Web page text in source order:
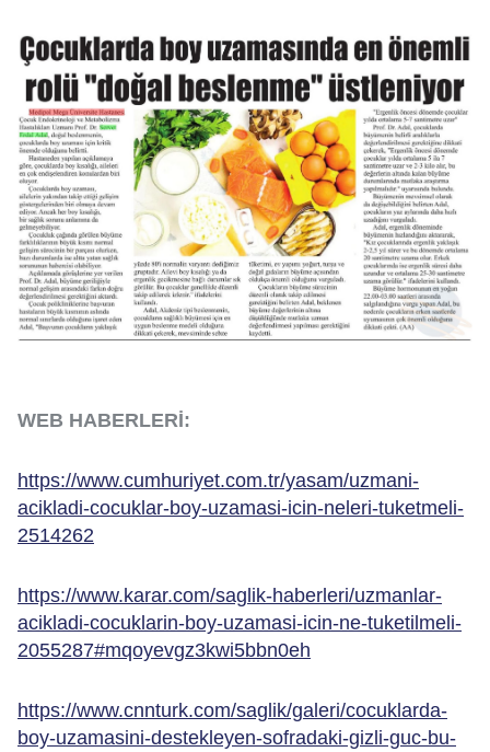
WEB HABERLERİ:
https://www.cumhuriyet.com.tr/yasam/uzmani-
acikladi-cocuklar-boy-uzamasi-icin-neleri-tuketmeli-
2514262
https://www.karar.com/saglik-haberleri/uzmanlar-
acikladi-cocuklarin-boy-uzamasi-icin-ne-tuketilmeli-
2055287#mqoyevgz3kwi5bbn0eh
https://www.cnnturk.com/saglik/galeri/cocuklarda-
boy-uzamasini-destekleyen-sofradaki-gizli-guc-bu-